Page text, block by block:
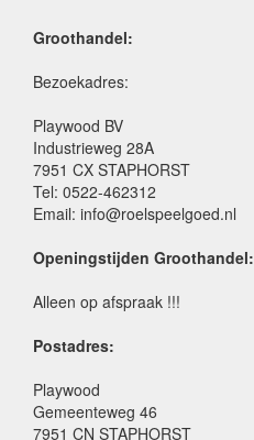
Groothandel:
Bezoekadres:
Playwood BV
Industrieweg 28A
7951 CX STAPHORST
Tel: 0522-462312
Email: info@roelspeelgoed.nl
Openingstijden Groothandel:
Alleen op afspraak !!!
Postadres:
Playwood
Gemeenteweg 46
7951 CN STAPHORST